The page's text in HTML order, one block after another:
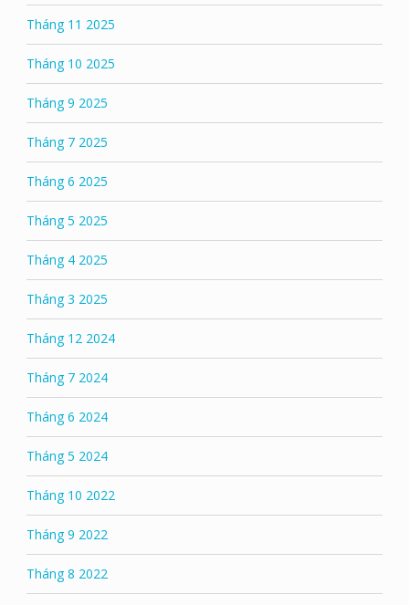
Tháng 11 2025
Tháng 10 2025
Tháng 9 2025
Tháng 7 2025
Tháng 6 2025
Tháng 5 2025
Tháng 4 2025
Tháng 3 2025
Tháng 12 2024
Tháng 7 2024
Tháng 6 2024
Tháng 5 2024
Tháng 10 2022
Tháng 9 2022
Tháng 8 2022